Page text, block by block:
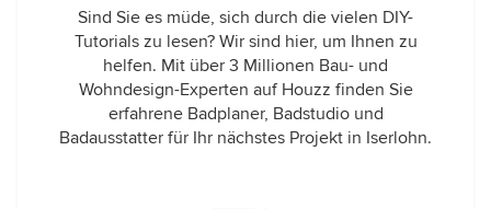
Sind Sie es müde, sich durch die vielen DIY-
Tutorials zu lesen? Wir sind hier, um Ihnen zu
helfen. Mit über 3 Millionen Bau- und
Wohndesign-Experten auf Houzz finden Sie
erfahrene Badplaner, Badstudio und
Badausstatter für Ihr nächstes Projekt in Iserlohn.